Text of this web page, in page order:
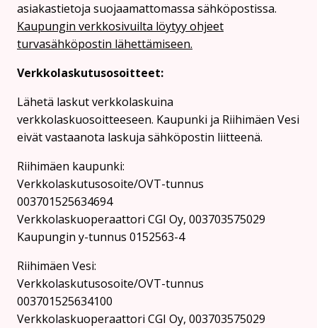
asiakastietoja suojaamattomassa sähköpostissa.
Kaupungin verkkosivuilta löytyy ohjeet
turvasähköpostin lähettämiseen.
Verkkolaskutusosoitteet:
Lähetä laskut verkkolaskuina
verkkolaskuosoitteeseen. Kaupunki ja Riihimäen Vesi
eivät vastaanota laskuja sähköpostin liitteenä.
Riihimäen kaupunki:
Verkkolaskutusosoite/OVT-tunnus
003701525634694
Verkkolaskuoperaattori CGI Oy, 003703575029
Kaupungin y-tunnus 0152563-4
Rii­hi­mäen Vesi:
Verkkolaskutusosoite/OVT-tunnus
003701525634100
Verkkolaskuoperaattori CGI Oy, 003703575029